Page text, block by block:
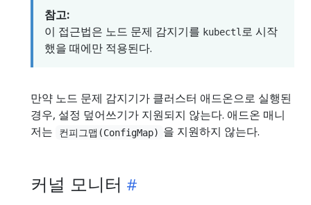
참고:
이 접근법은 노드 문제 감지기를 kubectl로 시작
했을 때에만 적용된다.
만약 노드 문제 감지기가 클러스터 애드온으로 실행된
경우, 설정 덮어쓰기가 지원되지 않는다. 애드온 매니
저는
컨피그맵(ConfigMap) 을 지원하지 않는다.
커널 모니터